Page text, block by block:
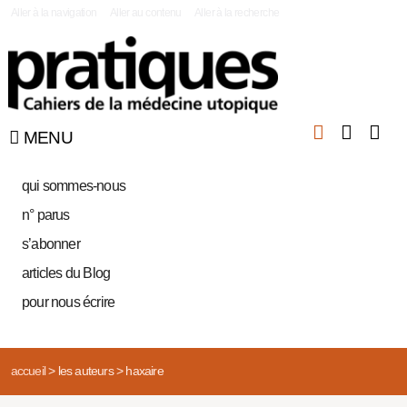
MENU
qui sommes-nous
n° parus
s’abonner
articles du Blog
pour nous écrire
accueil> les auteurs> haxaire